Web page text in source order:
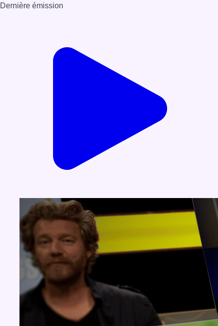
Dernière émission